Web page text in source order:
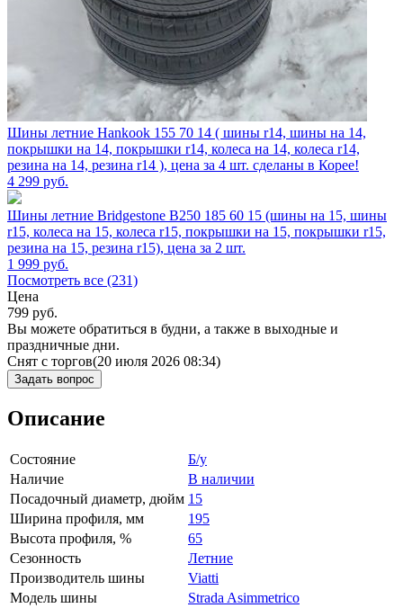
Шины летние Hankook 155 70 14 ( шины r14, шины на 14,
покрышки на 14, покрышки r14, колеса на 14, колеса r14,
резина на 14, резина r14 ), цена за 4 шт. сделаны в Корее!
4 299 руб.
Шины летние Bridgestone B250 185 60 15 (шины на 15, шины
r15, колеса на 15, колеса r15, покрышки на 15, покрышки r15,
резина на 15, резина r15), цена за 2 шт.
1 999 руб.
Посмотреть все (231)
Цена
799 руб.
Вы можете обратиться в будни, а также в выходные и
праздничные дни.
Снят с торгов(20 июля 2026 08:34)
Задать вопрос
Описание
Состояние
Б/у
Наличие
В наличии
Посадочный диаметр, дюйм 15
Ширина профиля, мм
195
Высота профиля, %
65
Сезонность
Летние
Производитель шины
Viatti
Модель шины
Strada Asimmetrico